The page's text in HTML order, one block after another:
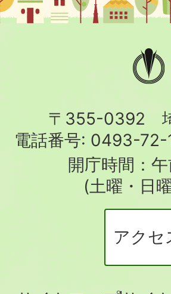
小
川
役
場
〒355-0392
電話番号: 0493-72-
開庁時間：
(土曜・日
アクセ